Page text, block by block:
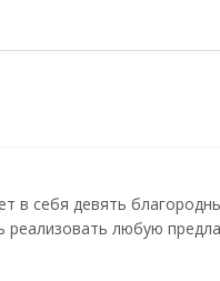
Панговый Хвойный
в себя девять
любую